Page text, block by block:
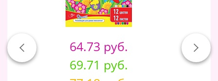
64.73 руб.
69.71 руб.